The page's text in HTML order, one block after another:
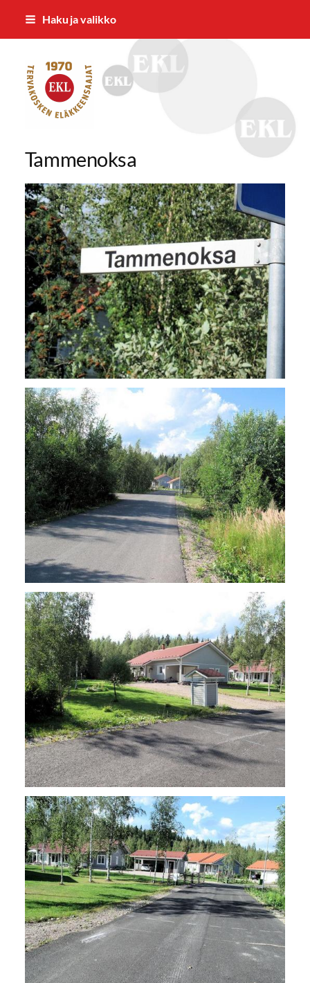
Siirry
Haku ja valikko
Tervakosken Eläkkeensaajat ry
Tammenoksa